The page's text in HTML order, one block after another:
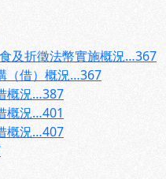
及折徵法幣實施概況…367
（借）概況…367
概況…387
概況…401
概況…407